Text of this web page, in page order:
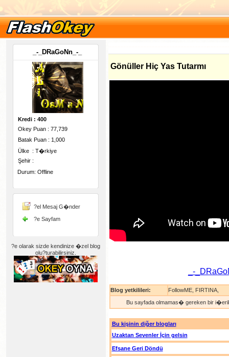
_-_DRaGoNn_-_
Kredi : 400
Okey Puan : 77,739
Batak Puan : 1,000
Ülke : T�rkiye
Şehir :
Durum: Offline
?el Mesaj G�nder
?e Sayfam
?e olarak sizde kendinize �zel blog
olu?turabilirsiniz.
Gönüller Hiç Yas Tutarmı
_-
Blog yetkilileri: FollowME, FIRTINA,
Bu sayfada olmamas� gereken bir
Bu kişinin diğer blogları
Uzaktan Sevenler İçin gelsin
Efsane Geri Döndü